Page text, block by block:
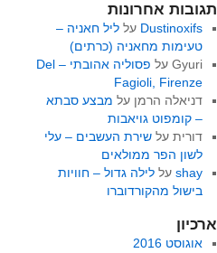
תגובות אחרונות
Dustinoxifs על ליל חאניה –
טעימות מחאניה (כרתים)
Gyuriעל
פסוליה אהובתי – Del
Fagioli, Firenze
דניאלה הרמן על מבצע סבתא
– קומפוט גויאבות
דוריתעל שירת העשבים – עלי
לשון הפר ממולאים
shayעל לילה גדול – חוויות
בישול מהקורדוברו
ארכיון
אוגוסט 2016